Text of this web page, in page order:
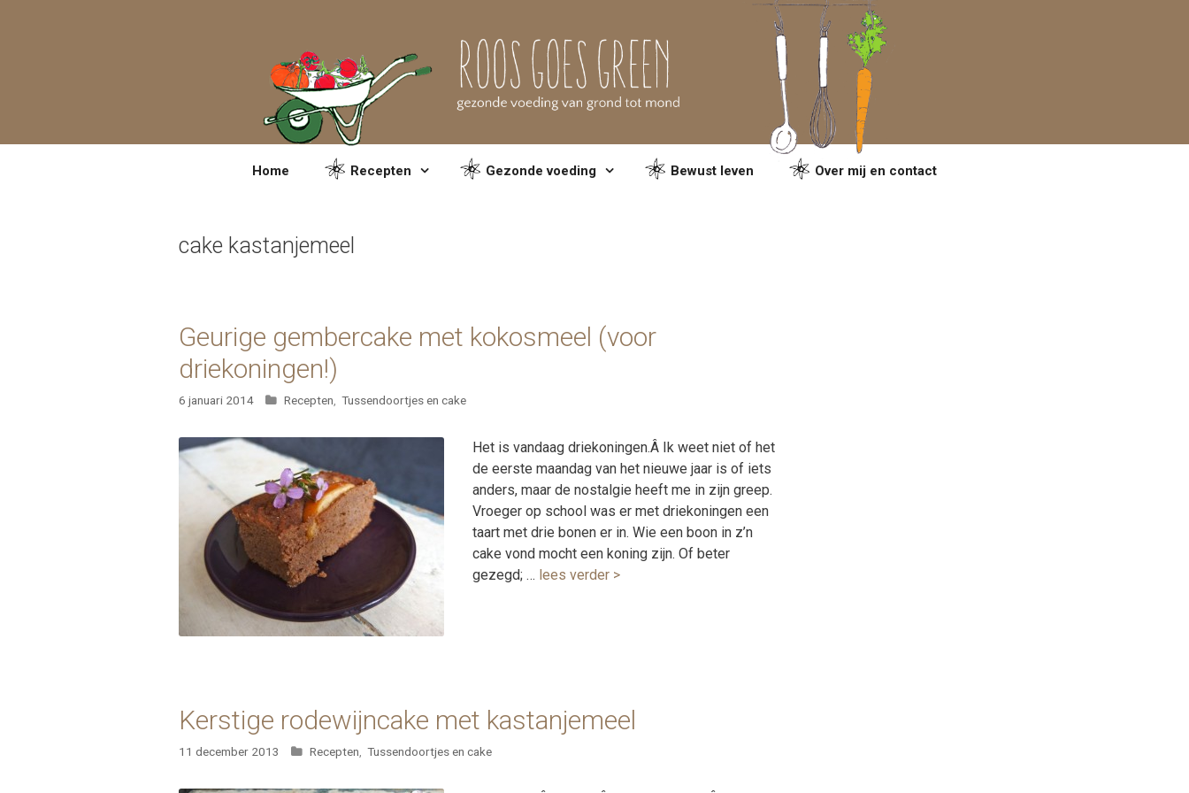
Home Recepten Gezonde voeding Bewust leven Over mij en contact
cake kastanjemeel
Geurige gembercake met kokosmeel (voor
driekoningen!)
6 januari 2014 Categorieën
Recepten, Tussendoortjes en cake
Het is vandaag driekoningen.Â Ik weet niet of het
de eerste maandag van het nieuwe jaar is of iets
anders, maar de nostalgie heeft me in zijn greep.
Vroeger op school was er met driekoningen een
taart met drie bonen er in. Wie een boon in z’n
cake vond mocht een koning zijn. Of beter
gezegd; … lees verder >
Kerstige rodewijncake met kastanjemeel
11 december 2013 Categorieën
Recepten Tussendoortjes en cake